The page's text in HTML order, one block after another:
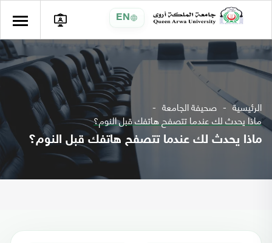
EN
الرئيسية صحيفة الجامعة
ماذا يحدث لك عندما تتصفح هاتفك قبل النوم؟
ماذا يحدث لك عندما تتصفح هاتفك قبل النوم؟